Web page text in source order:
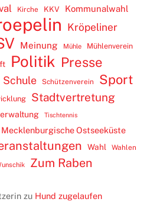
Kirche KKV
Kommunalwahl
Kröpeliner
Meinung Mühle Mühlenverein
Politik Presse
Schule Schützenverein Sport
Stadtvertretung
Tischtennis
Ostseeküste
Wahl Wahlen
Zum Raben
zu Hund zugelaufen